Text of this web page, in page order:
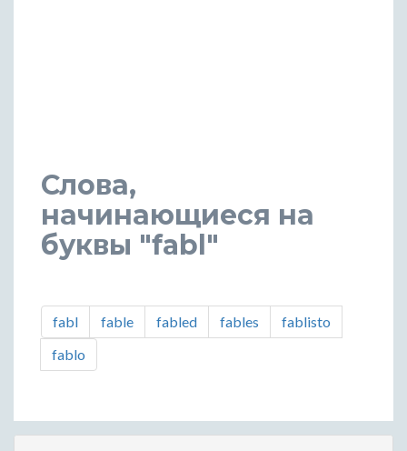
Слова,
начинающиеся на
буквы "fabl"
fabl fable fabled fables
fablisto
fablo